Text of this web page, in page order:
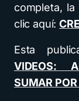
completa,
clic aquí:
Esta
VIDEOS:
SUMAR